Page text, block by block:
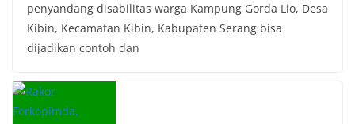
penyandang disabilitas warga Kampung Gorda Lio, Desa
Kibin, Kecamatan Kibin, Kabupaten Serang bisa
dijadikan contoh dan